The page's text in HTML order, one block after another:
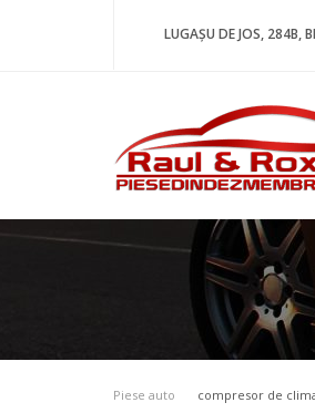
LUGAȘU DE JOS, 284B,
Piese auto compresor de